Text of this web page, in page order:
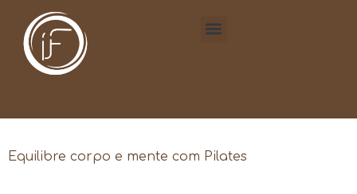
Equilibre corpo e mente com Pilates